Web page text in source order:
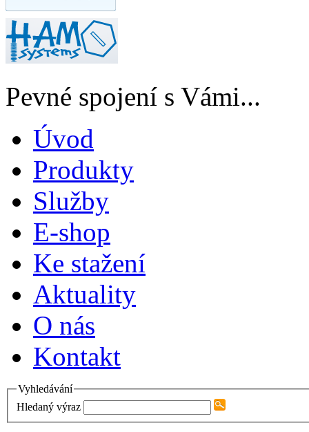
Pevné spojení s Vámi...
Úvod
Produkty
Služby
E-shop
Ke stažení
Aktuality
O nás
Kontakt
Vyhledávání
Hledaný výraz